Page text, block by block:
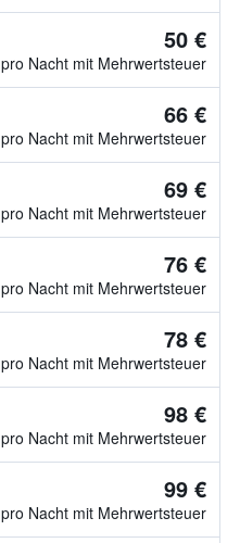
50 €
pro Nacht mit Mehrwertsteuer
66 €
pro Nacht mit Mehrwertsteuer
69 €
pro Nacht mit Mehrwertsteuer
76 €
pro Nacht mit Mehrwertsteuer
78 €
pro Nacht mit Mehrwertsteuer
98 €
pro Nacht mit Mehrwertsteuer
99 €
pro Nacht mit Mehrwertsteuer